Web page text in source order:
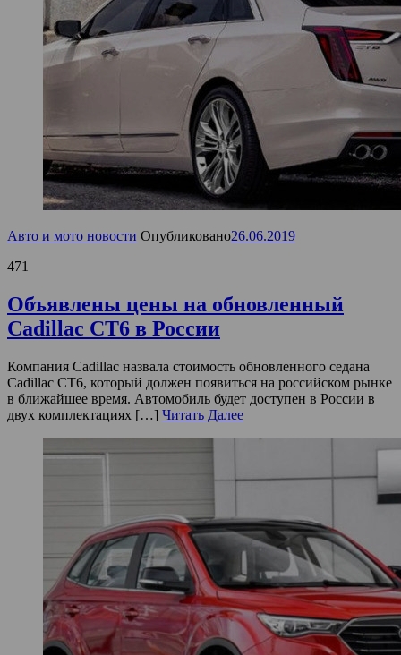
Авто и мото новости Опубликовано26.06.2019
471
Объявлены цены на обновленный
Cadillac CT6 в России
Компания Cadillac назвала стоимость обновленного седана
Cadillac CT6, который должен появиться на российском рынке
в ближайшее время. Автомобиль будет доступен в России в
двух комплектациях […] Читать Далее